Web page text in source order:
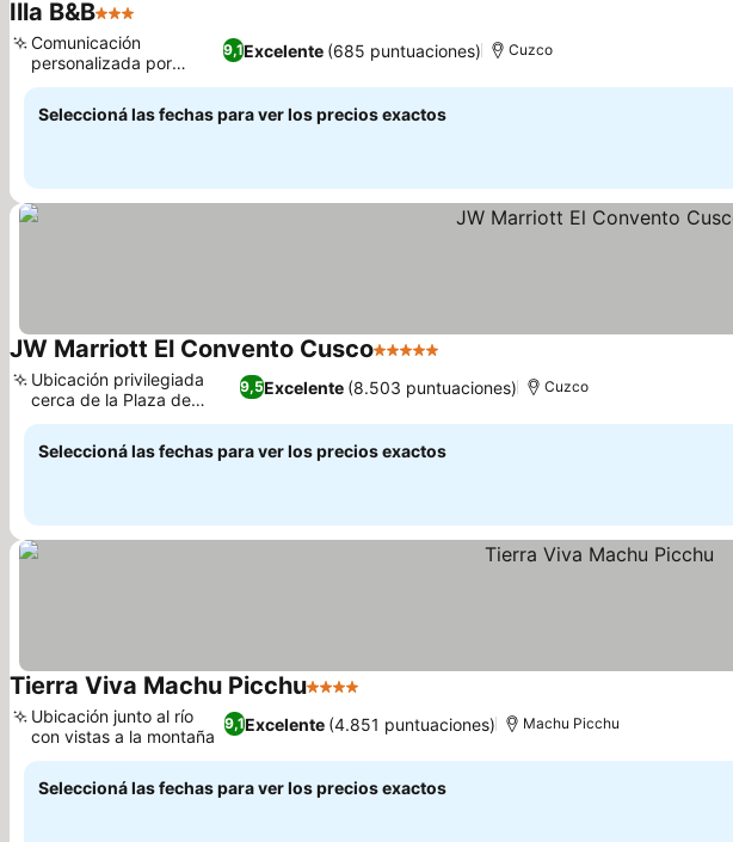
Illa B&B3 Estrellas
9,1Excelente (685 puntuaciones)
Comunicación
personalizada por
WhatsApp
Cuzco
Seleccioná las fechas para ver los precios exactos
JW Marriott El Convento Cusco5 Estrellas
9,5Excelente (8.503 puntuaciones)
Ubicación privilegiada
cerca de la Plaza de
Armas
Cuzco
Seleccioná las fechas para ver los precios exactos
Tierra Viva Machu Picchu4 Estrellas
9,1Excelente (4.851 puntuaciones)
Ubicación junto al río
con vistas a la montaña
Machu Picchu
Seleccioná las fechas para ver los precios exactos